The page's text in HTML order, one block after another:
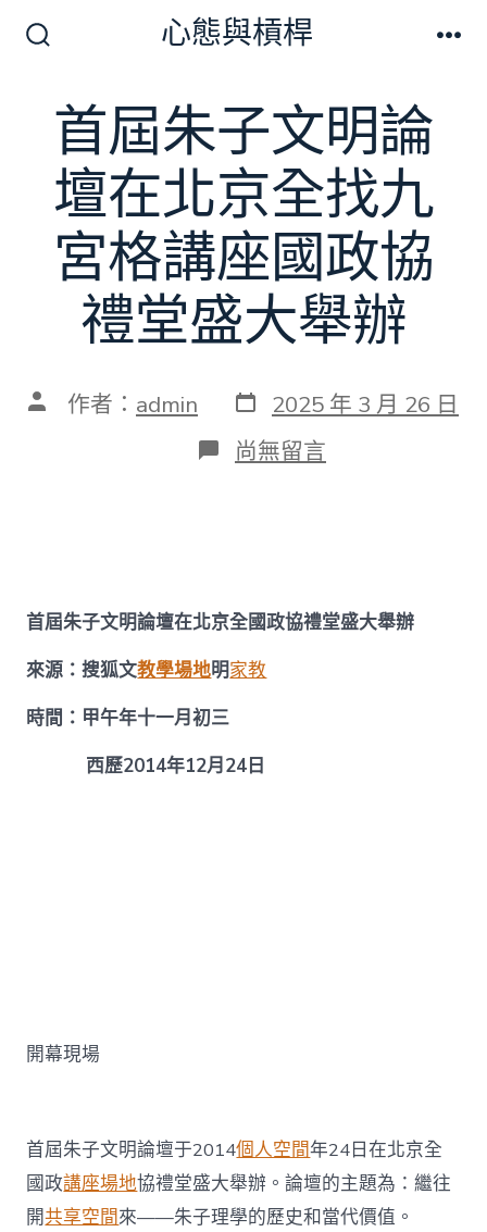
切
換
心態與槓桿
首屆朱子文明論
壇在北京全找九
宮格講座國政協
禮堂盛大舉辦
文 作者： admin 發
表
日
期
2025 年 3 月 26 日
在
〈首
壇
北
九
宮
尚無留言
首屆朱子文明論壇在北京全國政協禮堂盛大舉辦
來源：搜狐文教學場地明家教
時間：甲午年十一月初三
西歷2014年12月24日
開幕現場
首屆朱子文明論壇于2014個人空間年24日在北京全
國政講座場地協禮堂盛大舉辦。論壇的主題為：繼往
開共享空間來——朱子理學的歷史和當代價值。